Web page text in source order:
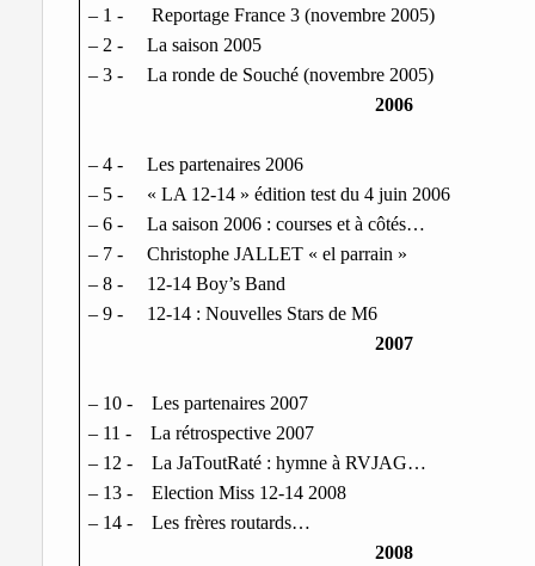
– 1 -
Reportage France 3 (novembre 2005)
– 2 -
La saison 2005
– 3 -
La ronde de Souché (novembre 2005)
2006
– 4 -
Les partenaires 2006
– 5 -
« LA 12-14 » édition test du 4 juin 2006
– 6 -
La saison 2006 : courses et à côtés…
– 7 -
Christophe JALLET « el parrain »
– 8 -
12-14 Boy’s Band
– 9 -
12-14 : Nouvelles Stars de M6
2007
– 10 -
Les partenaires 2007
– 11 -
La rétrospective 2007
– 12 -
La JaToutRaté : hymne à RVJAG…
– 13 -
Election Miss 12-14 2008
– 14 -
Les frères routards…
2008